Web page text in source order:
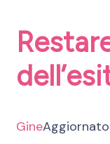
Gine